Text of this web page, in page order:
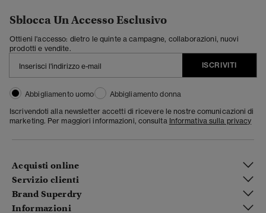
Sblocca Un Accesso Esclusivo
Ottieni l'accesso: dietro le quinte a campagne, collaborazioni, nuovi
prodotti e vendite.
ISCRIVITI
Abbigliamento uomo
Abbigliamento donna
Iscrivendoti alla newsletter accetti di ricevere le nostre comunicazioni di
marketing. Per maggiori informazioni, consulta Informativa sulla privacy
Acquisti online
Servizio clienti
Brand Superdry
Informazioni